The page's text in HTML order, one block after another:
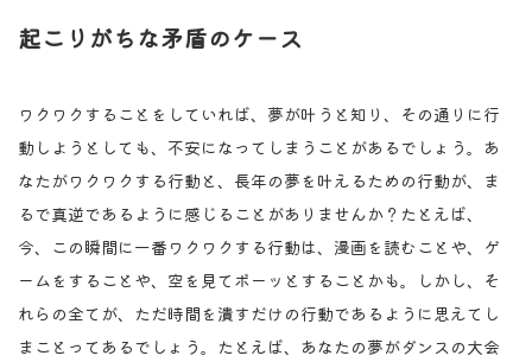
起こりがちな矛盾のケース
ワクワクすることをしていれば、夢が叶うと知り、その通りに行
動しようとしても、不安になってしまうことがあるでしょう。あ
なたがワクワクする行動と、長年の夢を叶えるための行動が、ま
るで真逆であるように感じることがありませんか？たとえば、
今、この瞬間に一番ワクワクする行動は、漫画を読むことや、ゲ
ームをすることや、空を見てボーッとすることかも。しかし、そ
れらの全てが、ただ時間を潰すだけの行動であるように思えてし
まことってあるでしょう。たとえば、あなたの夢がダンスの大会